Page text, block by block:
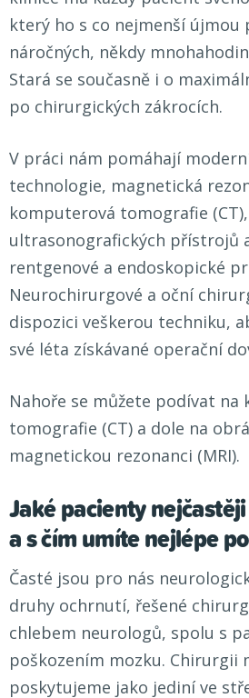
který ho s co nejmenší újmou
náročných, někdy
Stará se současně i o
po chirurgických zákrocích.
V práci nám pomáhají
technologie, magnetická
komputerová tomografie
ultrasonografických přístrojů
rentgenové a endoskopické
Neurochirurgové a oční
dispozici veškerou techniku,
své léta získávané operační
Nahoře se můžete podívat na
tomografie (CT) a dole na
magnetickou rezonanci (MRI).
Jaké pacienty
a s čím umíte nejlépe
Časté jsou pro nás
druhy ochrnutí, řešené
chlebem neurologů, spolu s
poškozením mozku. Chirurgii
poskytujeme jako jediní ve